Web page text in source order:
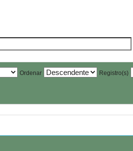
Ordenar Registro(s)